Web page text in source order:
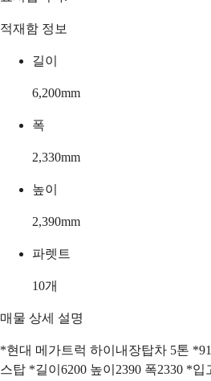
적재함 정보
길이
6,200mm
폭
2,330mm
높이
2,390mm
파렛트
10개
매물 상세 설명
*현대 메가트럭 하이내장탑차 5톤
스탑 *길이6200 높이2390 폭2330 *